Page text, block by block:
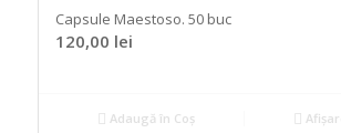
Capsule Maestoso. 50 buc
120,00 lei
Adaugă în Coș